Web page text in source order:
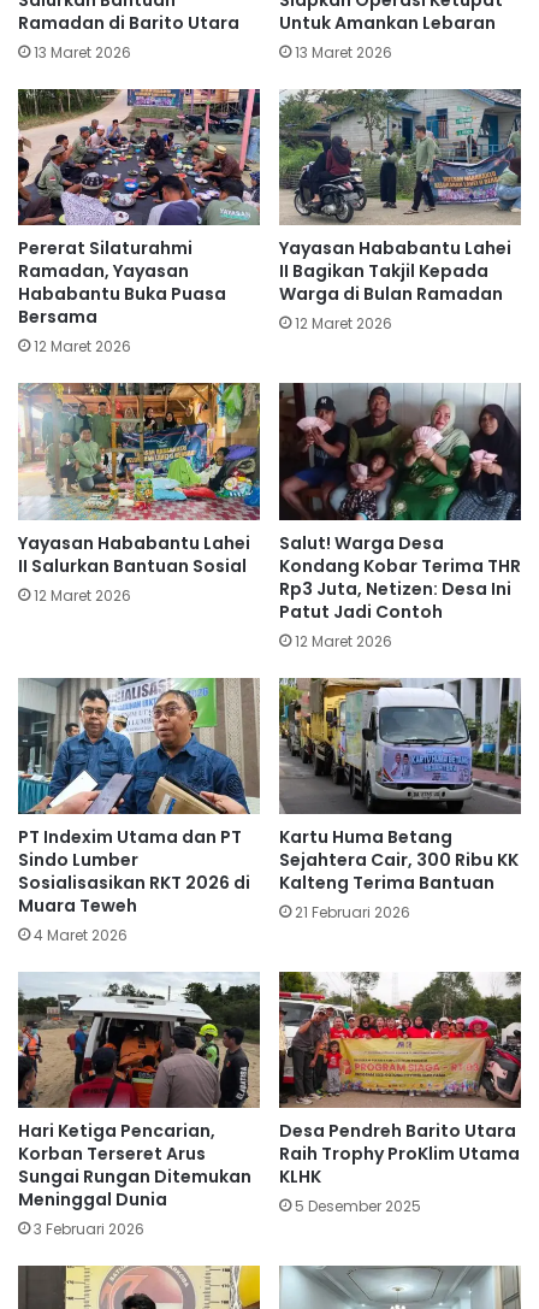
Ramadan di Barito Utara
13 Maret 2026
Untuk Amankan Lebaran
13 Maret 2026
Pererat Silaturahmi
Ramadan, Yayasan
Hababantu Buka Puasa
Bersama
12 Maret 2026
Yayasan Hababantu Lahei
II Bagikan Takjil Kepada
Warga di Bulan Ramadan
12 Maret 2026
Yayasan Hababantu Lahei
II Salurkan Bantuan Sosial
12 Maret 2026
Salut! Warga Desa
Kondang Kobar Terima THR
Rp3 Juta, Netizen: Desa Ini
Patut Jadi Contoh
12 Maret 2026
PT Indexim Utama dan PT
Sindo Lumber
Sosialisasikan RKT 2026 di
Muara Teweh
4 Maret 2026
Kartu Huma Betang
Sejahtera Cair, 300 Ribu KK
Kalteng Terima Bantuan
21 Februari 2026
Hari Ketiga Pencarian,
Korban Terseret Arus
Sungai Rungan Ditemukan
Meninggal Dunia
3 Februari 2026
Desa Pendreh Barito Utara
Raih Trophy ProKlim Utama
KLHK
5 Desember 2025